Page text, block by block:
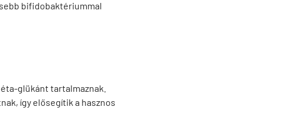
bifidobaktériummal
glükánt tartalmaznak.
így elősegítik a hasznos